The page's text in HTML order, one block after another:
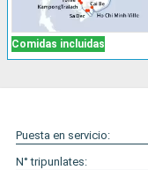
Comidas incluidas
Puesta en servicio:
N° tripunlates: